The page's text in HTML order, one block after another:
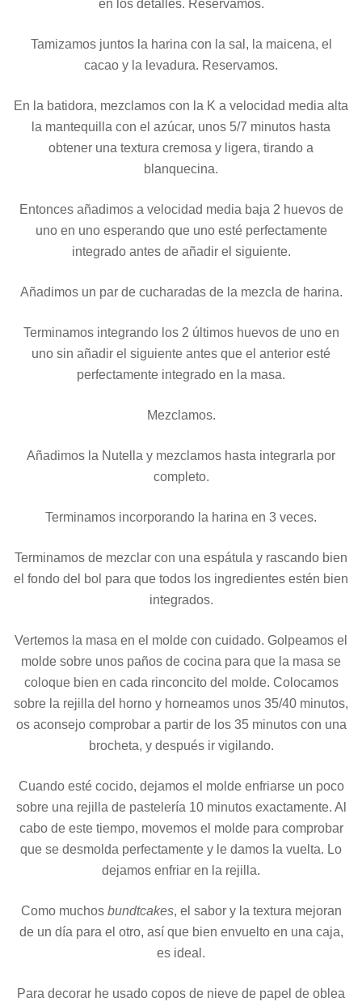
en los detalles. Reservamos.
Tamizamos juntos la harina con la sal, la maicena, el
cacao y la levadura. Reservamos.
En la batidora, mezclamos con la K a velocidad media alta
la mantequilla con el azúcar, unos 5/7 minutos hasta
obtener una textura cremosa y ligera, tirando a
blanquecina.
Entonces añadimos a velocidad media baja 2 huevos de
uno en uno esperando que uno esté perfectamente
integrado antes de añadir el siguiente.
Añadimos un par de cucharadas de la mezcla de harina.
Terminamos integrando los 2 últimos huevos de uno en
uno sin añadir el siguiente antes que el anterior esté
perfectamente integrado en la masa.
Mezclamos.
Añadimos la Nutella y mezclamos hasta integrarla por
completo.
Terminamos incorporando la harina en 3 veces.
Terminamos de mezclar con una espátula y rascando bien
el fondo del bol para que todos los ingredientes estén bien
integrados.
Vertemos la masa en el molde con cuidado. Golpeamos el
molde sobre unos paños de cocina para que la masa se
coloque bien en cada rinconcito del molde. Colocamos
sobre la rejilla del horno y horneamos unos 35/40 minutos,
os aconsejo comprobar a partir de los 35 minutos con una
brocheta, y después ir vigilando.
Cuando esté cocido, dejamos el molde enfriarse un poco
sobre una rejilla de pastelería 10 minutos exactamente. Al
cabo de este tiempo, movemos el molde para comprobar
que se desmolda perfectamente y le damos la vuelta. Lo
dejamos enfriar en la rejilla.
Como muchos bundtcakes, el sabor y la textura mejoran
de un día para el otro, así que bien envuelto en una caja,
es ideal.
Para decorar he usado copos de nieve de papel de oblea